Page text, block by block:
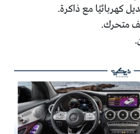
كهربائيًا مع ذاكرة.
متحرك.